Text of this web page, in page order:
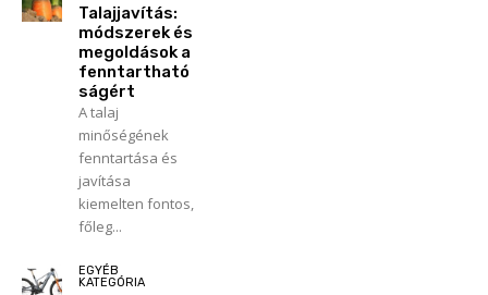
Talajjavítás:
módszerek és
megoldások a
fenntartható
ságért
A talaj
minőségének
fenntartása és
javítása
kiemelten fontos,
főleg...
EGYÉB
KATEGÓRIA